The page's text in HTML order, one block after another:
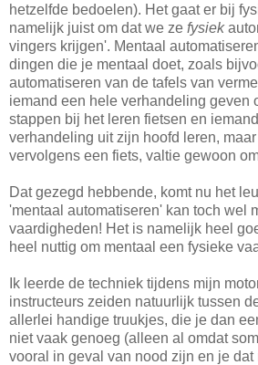
hetzelfde bedoelen). Het gaat er bij
namelijk juist om dat we ze fysiek
vingers krijgen'. Mentaal
dingen die je mentaal doet, zoals
automatiseren van de tafels van
iemand een hele verhandeling geven
stappen bij het leren fietsen en
verhandeling uit zijn hoofd leren,
vervolgens een fiets, valtie gewoon
Dat gezegd hebbende, komt nu het
'mentaal automatiseren' kan toch wel
vaardigheden! Het is namelijk heel
heel nuttig om mentaal een fysieke
Ik leerde de techniek tijdens mijn
instructeurs zeiden natuurlijk tussen
allerlei handige truukjes, die je dan
niet vaak genoeg (alleen al omdat
vooral in geval van nood zijn en je dat